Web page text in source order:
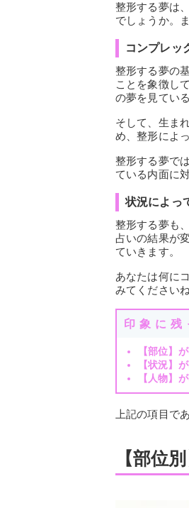
整形する夢は
でしょうか。
コンプレッ
整形する夢の
ことを象徴し
の夢を見てい
そして、生ま
め、整形によ
整形する夢で
ている内面に
状況によっ
整形する夢も
占いの結果が
ていきます。
あなたは何に
みてくださいね
印象に残
【部位】
【状況】
【人物】
上記の項目で
【部位